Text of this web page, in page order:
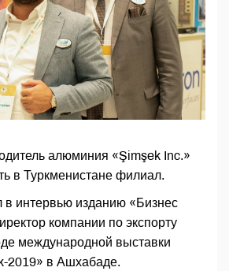
алюминия «Şimşek Inc.»
в Туркменистане филиал.
интервью изданию «Бизнес
компании по экспорту
международной выставки
2019» в Ашхабаде.